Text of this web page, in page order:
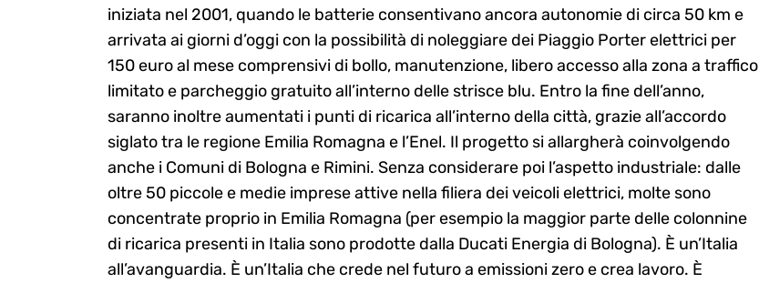
iniziata nel 2001, quando le batterie consentivano ancora autonomie di circa 50 km e
arrivata ai giorni d’oggi con la possibilità di noleggiare dei Piaggio Porter elettrici per
150 euro al mese comprensivi di bollo, manutenzione, libero accesso alla zona a traffico
limitato e parcheggio gratuito all’interno delle strisce blu. Entro la fine dell’anno,
saranno inoltre aumentati i punti di ricarica all’interno della città, grazie all’accordo
siglato tra le regione Emilia Romagna e l’Enel. Il progetto si allargherà coinvolgendo
anche i Comuni di Bologna e Rimini. Senza considerare poi l’aspetto industriale: dalle
oltre 50 piccole e medie imprese attive nella filiera dei veicoli elettrici, molte sono
concentrate proprio in Emilia Romagna (per esempio la maggior parte delle colonnine
di ricarica presenti in Italia sono prodotte dalla Ducati Energia di Bologna). È un’Italia
all’avanguardia. È un’Italia che crede nel futuro a emissioni zero e crea lavoro. È
Search
for: